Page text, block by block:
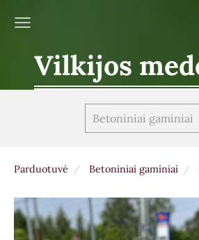
Vilkijos
Betoniniai gaminiai
Parduotuvė Betoniniai gaminiai